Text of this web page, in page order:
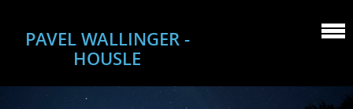
PAVEL WALLINGER -
HOUSLE